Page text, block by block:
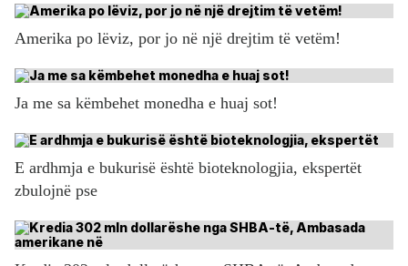
Amerika po lëviz, por jo në një drejtim të vetëm!
Ja me sa këmbehet monedha e huaj sot!
E ardhmja e bukurisë është bioteknologjia, ekspertët
zbulojnë pse